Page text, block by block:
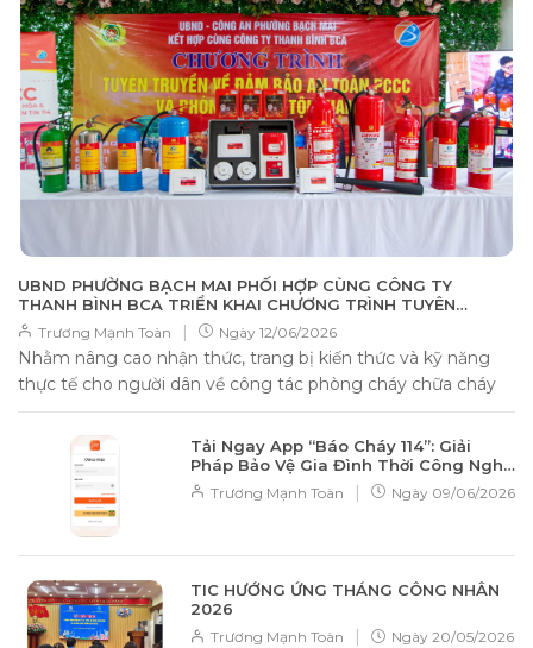
UBND PHƯỜNG BẠCH MAI PHỐI HỢP CÙNG CÔNG TY
THANH BÌNH BCA TRIỂN KHAI CHƯƠNG TRÌNH TUYÊN
TRUYỀN AN TOÀN PCCC VÀ PHÒNG CHỐNG TỘI PHẠM
Trương Mạnh Toàn | Ngày 12/06/2026
Nhằm nâng cao nhận thức, trang bị kiến thức và kỹ năng
thực tế cho người dân về công tác phòng cháy chữa cháy
(PCCC)...
Tải Ngay App “Báo Cháy 114”: Giải
Pháp Bảo Vệ Gia Đình Thời Công Nghệ
Số Trương Mạnh Toàn | Ngày 09/06/2026
TIC HƯỚNG ỨNG THÁNG CÔNG NHÂN
2026
Trương Mạnh Toàn Ngày 20/05/2026